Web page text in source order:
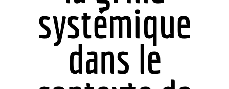
systémique
dans le